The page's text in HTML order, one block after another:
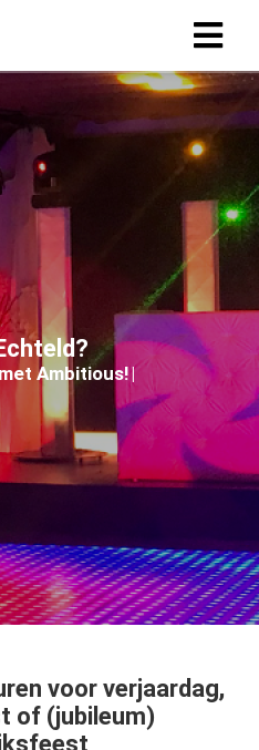
met Ambitious!
voor verjaardag,
of (jubileum)